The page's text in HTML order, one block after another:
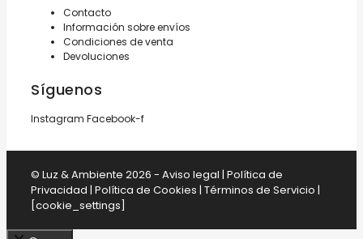
Contacto
Información sobre envíos
Condiciones de venta
Devoluciones
Síguenos
Instagram Facebook-f
© Luz & Ambiente 2026 - Aviso legal | Política de
Privacidad | Política de Cookies | Términos de Servicio |
[cookie_settings]